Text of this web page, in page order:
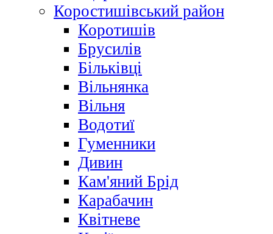
Коростишівський район
Коротишів
Брусилів
Більківці
Вільнянка
Вільня
Водотиї
Гуменники
Дивин
Кам'яний Брід
Карабачин
Квітневе